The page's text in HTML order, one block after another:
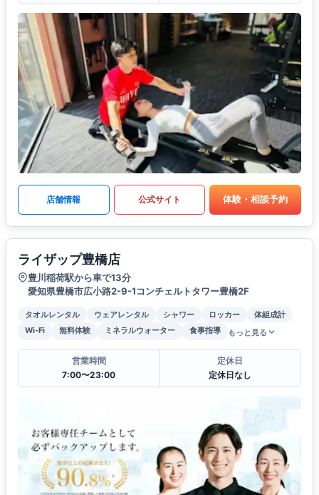
店舗情報 公式サイト 体験・相談予約
ライザップ豊橋店
豊川稲荷駅から車で13分
愛知県豊橋市広小路2-9-1コンチェルトタワー豊橋2F
タオルレンタル ウェアレンタル シャワー ロッカー
体組成計
Wi-Fi
無料体験 ミネラルウォーター 食事指導 もっと見る
営業時間
7:00〜23:00
定休日
定休日なし